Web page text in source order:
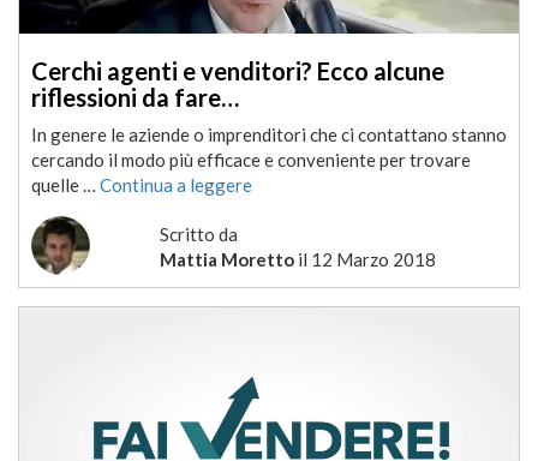
Cerchi agenti e venditori? Ecco alcune
riflessioni da fare…
In genere le aziende o imprenditori che ci contattano stanno
cercando il modo più efficace e conveniente per trovare
quelle … Continua a leggere
Scritto da
Mattia Morettoil 12 Marzo 2018